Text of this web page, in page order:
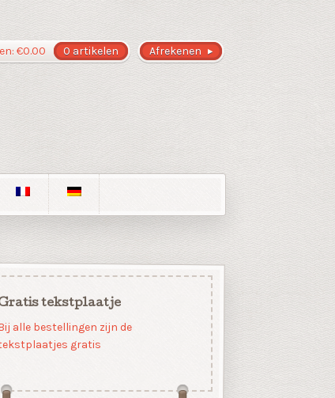
Afrekenen
€0.00 0 artikelen
tekstplaatje
alle bestellingen zijn de
gratis